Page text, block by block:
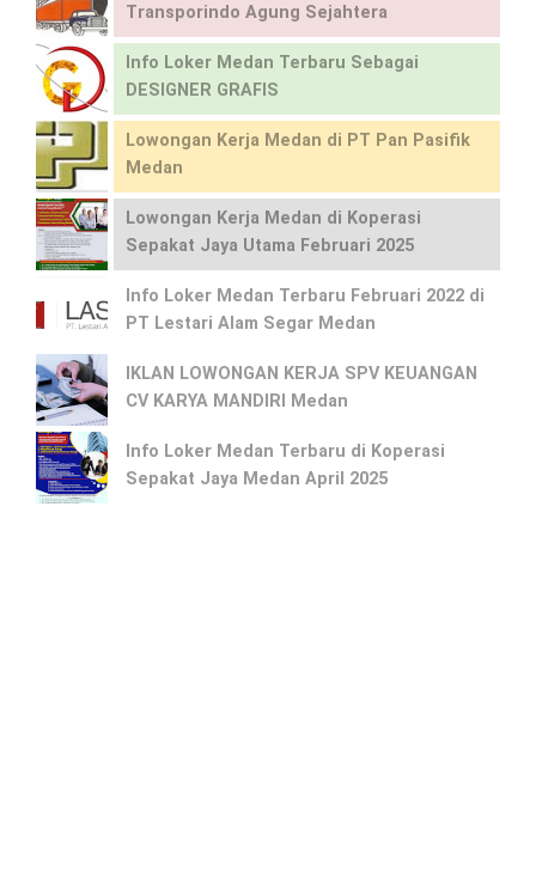
Transporindo Agung Sejahtera
Info Loker Medan Terbaru Sebagai
DESIGNER GRAFIS
Lowongan Kerja Medan di PT Pan Pasifik
Medan
Lowongan Kerja Medan di Koperasi
Sepakat Jaya Utama Februari 2025
Info Loker Medan Terbaru Februari 2022 di
PT Lestari Alam Segar Medan
IKLAN LOWONGAN KERJA SPV KEUANGAN
CV KARYA MANDIRI Medan
Info Loker Medan Terbaru di Koperasi
Sepakat Jaya Medan April 2025